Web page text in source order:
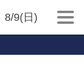
8/9(日)